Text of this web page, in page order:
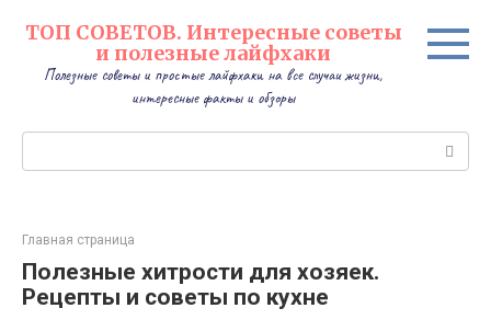
ТОП СОВЕТОВ. Интересные советы
и полезные лайфхаки
Полезные советы и простые лайфхаки на все случаи жизни,
интересные факты и обзоры
Главная страница
Полезные хитрости для хозяек.
Рецепты и советы по кухне